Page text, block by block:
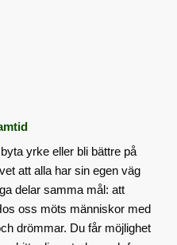
yrke eller bli bättre på
att alla har sin egen väg
delar samma mål: att
oss möts människor med
drömmar. Du får möjlighet